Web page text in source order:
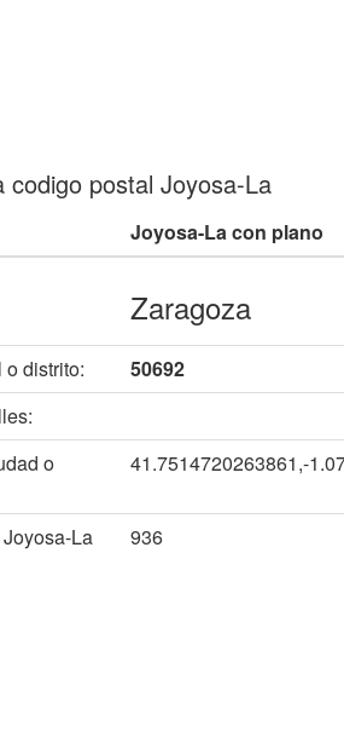
codigo postal Joyosa-La
Joyosa-La con plano
Zaragoza
distrito:
50692
o
41.7514720263861,-
La 936